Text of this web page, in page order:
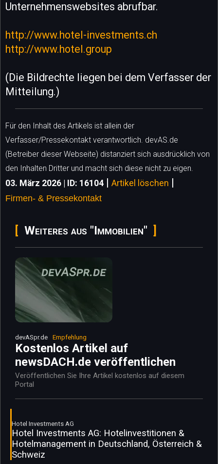
Unternehmenswebsites abrufbar.
http://www.hotel-investments.ch
http://www.hotel.group
(Die Bildrechte liegen bei dem Verfasser der
Mitteilung.)
Für den Inhalt des Artikels ist allein der
Verfasser/Pressekontakt verantwortlich. devAS.de
(Betreiber dieser Webseite) distanziert sich ausdrücklich von
den Inhalten Dritter und macht sich diese nicht zu eigen.
03. März 2026 | ID: 16104 Artikel löschen
Firmen- & Pressekontakt
Weiteres aus "Immobilien"
devASpr.de Empfehlung
Kostenlos Artikel auf
newsDACH.de veröffentlichen
Veröffentlichen Sie Ihre Artikel kostenlos auf diesem
Portal
Hotel Investments AG
Hotel Investments AG: Hotelinvestitionen &
Hotelmanagement in Deutschland, Österreich &
Schweiz